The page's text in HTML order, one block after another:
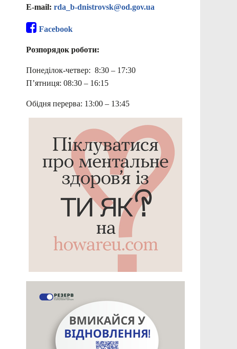
E-mail: rda_b-dnistrovsk@od.gov.ua
Facebook
Розпорядок роботи:
Понеділок-четвер: 8:30 – 17:30
П’ятниця: 08:30 – 16:15
Обідня перерва: 13:00 – 13:45